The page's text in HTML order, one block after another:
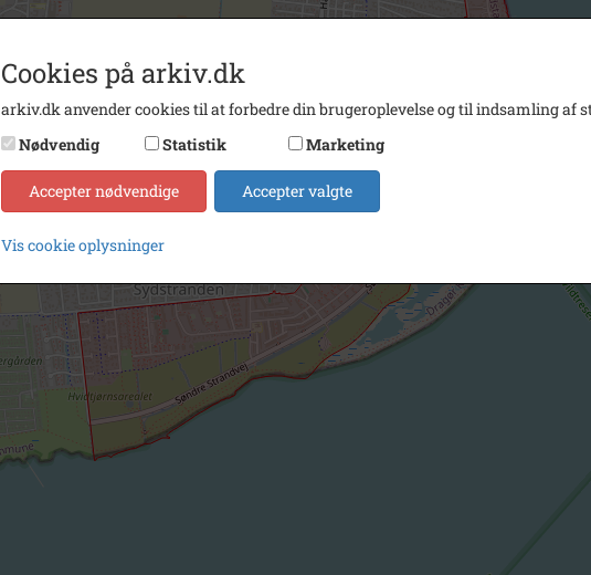
Cookies på arkiv.dk
arkiv.dk anvender cookies til at forbedre din brugeroplevelse og til indsamling af
Nødvendig
Statistik Marketing
Accepter nødvendige Accepter valgte
Vis cookie oplysninger